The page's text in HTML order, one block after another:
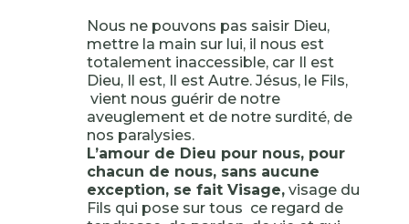
Nous ne pouvons pas saisir Dieu,
mettre la main sur lui, il nous est
totalement inaccessible, car Il est
Dieu, Il est, Il est Autre. Jésus, le Fils,
vient nous guérir de notre
aveuglement et de notre surdité, de
nos paralysies.
L’amour de Dieu pour nous, pour
chacun de nous, sans aucune
exception, se fait Visage,visage du
Fils qui pose sur tous ce regard de